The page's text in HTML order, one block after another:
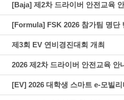
[Baja] 제2차 드라이버 안전교육
[Formula] FSK 2026 참가팀 명단
제3회 EV 연비경진대회 개최
2026 제2차 드라이버 안전교육 안